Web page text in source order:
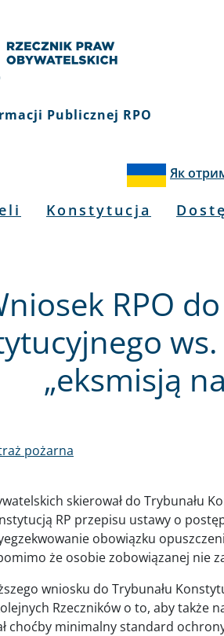
Publicznej RPO
Як
Konstytucja
RPO
„eksmisją
pożarna
skierował do Trybunału
RP przepisu ustawy o
obowiązku
że osobie zobowiązanej nie
wniosku do Trybunału
Rzeczników o to, aby także
choćby minimalny standard